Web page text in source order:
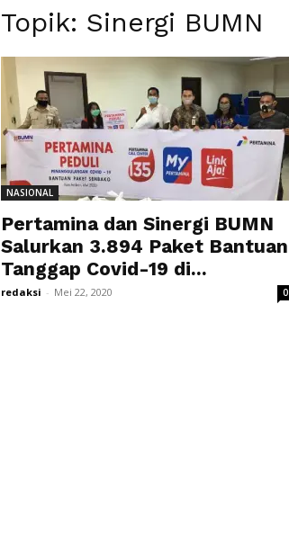
Topik: Sinergi BUMN
NASIONAL
Pertamina dan Sinergi BUMN
Salurkan 3.894 Paket Bantuan
Tanggap Covid-19 di...
redaksi - Mei 22, 2020 0